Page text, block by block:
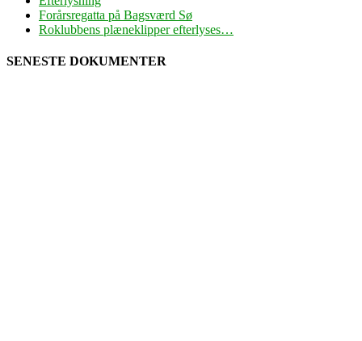
Forårsregatta på Bagsværd Sø
Roklubbens plæneklipper efterlyses…
SENESTE DOKUMENTER